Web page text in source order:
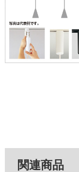
関連商品